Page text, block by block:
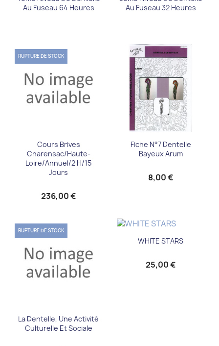
Au Fuseau 64 Heures
Au Fuseau 32 Heures
Cours Brives
Charensac/Haute-
Loire/annuel/2 H/15
Jours
236,00 €
RUPTURE DE STOCK
Fiche N°7 Dentelle
Bayeux Arum
8,00 €
La Dentelle, Une Activité
Culturelle Et Sociale
RUPTURE DE STOCK
WHITE STARS
25,00 €